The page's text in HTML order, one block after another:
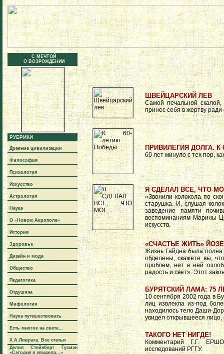
С МЕЧТОЙ
О ВОЗРОЖДЕНИИ
РУБРИКИ
Древние цивилизации
Философия
Психология
Искусство
Астрология
Наука
О «Новом Акрополе»
История
Здоровье
Дизайн и мода
Общество
Педагогика
Отдушина
Мифология
Наука путешествовать
Есть многое на свете...
Х.А.Ливрага. Все статьи
Делия Стейнберг Гусман
«Сегодня я увидела...»
ШВЕЙЦАРСКИЙ ЛЕВ
Самой печальной
принес себя в жертву
ПРИВИЛЕГИЯ ДОЛГА.
60 лет минуло с тех пор,
Я СДЕЛАЛ ВСЕ, ЧТО
«Звонили колокола по
старушка. И, слушая
заведение памяти
воспоминаниям Марины
искусств.
«СЧАСТЬЕ ЖИТЬ»
Жизнь Гайдна была полна
обделены, скажете вы,
проблем, нет в ней
радость и свет». Этот
БУРЯТСКИЙ ЛАМА: 75
10 сентября 2002 года в
лиц извлекла из-под
находилось тело Даши-
увидел открывшееся лицо,
ТАКОГО НЕТ НИГДЕ!
Комментарий Г.Г.
исследований РГГУ.